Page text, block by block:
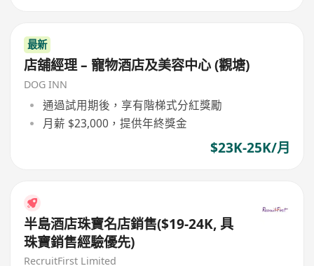
最新
店舖經理 – 寵物酒店及美容中心 (觀塘)
DOG INN
通過試用期後，享有階梯式分紅獎勵
月薪 $23,000，提供年終獎金
$23K-25K/月
半島酒店珠寶名店銷售($19-24K, 具
珠寶銷售經驗優先)
RecruitFirst Limited